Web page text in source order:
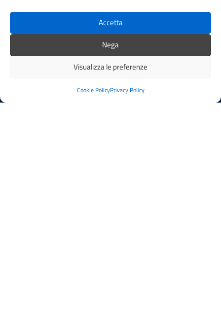
Accetta
Nega
Visualizza le preferenze
Cookie PolicyPrivacy Policy
Piazza del Municipio, 5, 50063 Figline e Incisa Valdarno FI
Codice fiscale / P. IVA:06396970482
comune.figlineincisa@postacert.toscana.it